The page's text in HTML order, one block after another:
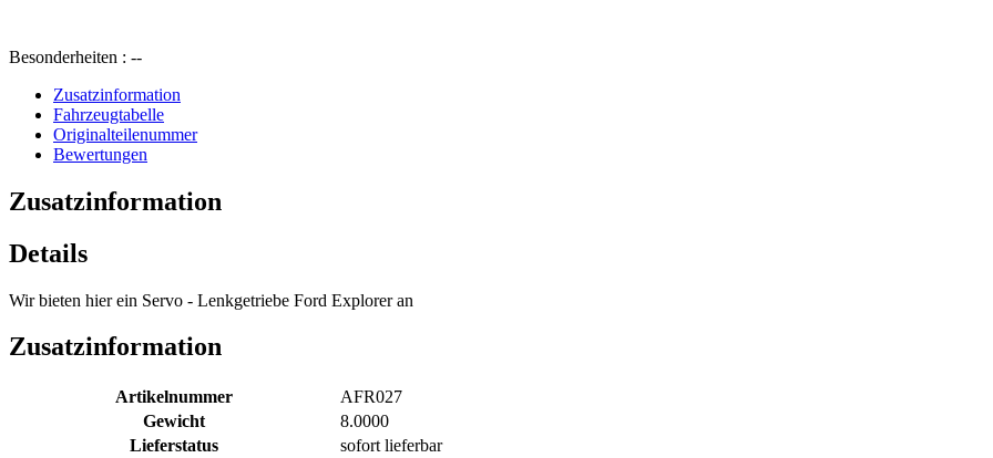
Besonderheiten : --
Zusatzinformation
Fahrzeugtabelle
Originalteilenummer
Bewertungen
Zusatzinformation
Details
Wir bieten hier ein Servo - Lenkgetriebe Ford Explorer an
Zusatzinformation
Artikelnummer
AFR027
Gewicht
8.0000
Lieferstatus
sofort lieferbar